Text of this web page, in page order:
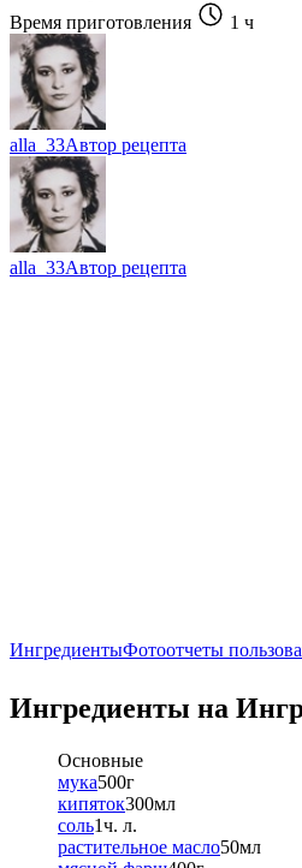
Время приготовления
1 ч
alla_33Автор рецепта
alla_33Автор рецепта
ИнгредиентыФотоотчеты
Ингредиенты на
Основные
мука500г
кипяток300мл
соль1ч. л.
растительное масло50мл